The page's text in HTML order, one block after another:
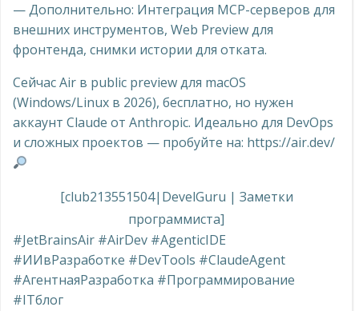
— Дополнительно: Интеграция MCP-серверов для
внешних инструментов, Web Preview для
фронтенда, снимки истории для отката.
Сейчас Air в public preview для macOS
(Windows/Linux в 2026), бесплатно, но нужен
аккаунт Claude от Anthropic. Идеально для DevOps
и сложных проектов — пробуйте на: https://air.dev/
[club213551504|DevelGuru | Заметки
программиста]
#JetBrainsAir #AirDev #AgenticIDE
#ИИвРазработке #DevTools #ClaudeAgent
#АгентнаяРазработка #Программирование
#ITблог